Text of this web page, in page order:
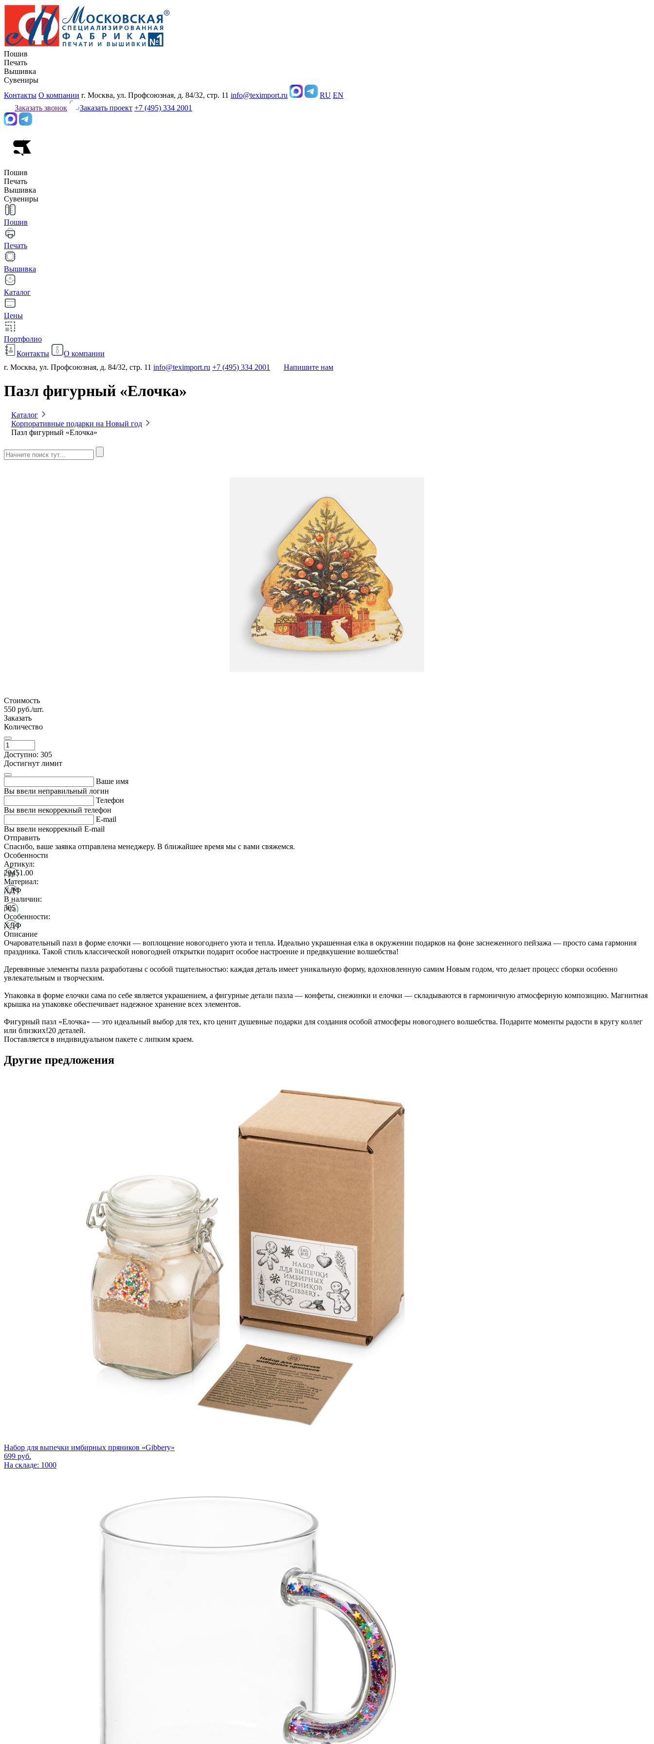
Пошив
Печать
Вышивка
Сувениры
Контакты О компании г. Москва, ул. Профсоюзная, д. 84/32, стр. 11 info@teximport.ru RU EN
Заказать звонок
Заказать проект +7 (495) 334 2001
Пошив
Печать
Вышивка
Сувениры
Пошив
Печать
Вышивка
Каталог
Цены
Портфолио
Контакты
О компании
г. Москва, ул. Профсоюзная, д. 84/32, стр. 11 info@teximport.ru +7 (495) 334 2001 Напишите нам
Пазл фигурный «Елочка»
Каталог
Корпоративные подарки на Новый год
Пазл фигурный «Елочка»
Стоимость
550 руб./шт.
Заказать
Количество
Доступно: 305
Достигнут лимит
Ваше имя
Вы ввели неправильный логин
Телефон
Вы ввели некоррекный телефон
E-mail
Вы ввели некоррекный E-mail
Отправить
Спасибо, ваше заявка отправлена менеджеру. В ближайшее время мы с вами свяжемся.
Особенности
Артикул:
20451.00
Материал:
ХДФ
В наличии:
305
Особенности:
ХДФ
Описание
Очаровательный пазл в форме елочки — воплощение новогоднего уюта и тепла. Идеально украшенная елка в окружении подарков на фоне заснеженного пейзажа — просто сама гармония
праздника. Такой стиль классической новогодней открытки подарит особое настроение и предвкушение волшебства!
Деревянные элементы пазла разработаны с особой тщательностью: каждая деталь имеет уникальную форму, вдохновленную самим Новым годом, что делает процесс сборки особенно
увлекательным и творческим.
Упаковка в форме елочки сама по себе является украшением, а фигурные детали пазла — конфеты, снежинки и елочки — складываются в гармоничную атмосферную композицию. Магнитная
крышка на упаковке обеспечивает надежное хранение всех элементов.
Фигурный пазл «Елочка» — это идеальный выбор для тех, кто ценит душевные подарки для создания особой атмосферы новогоднего волшебства. Подарите моменты радости в кругу коллег
или близких!20 деталей.
Поставляется в индивидуальном пакете с липким краем.
Другие предложения
Набор для выпечки имбирных пряников «Gibbery»
699 руб.
На складе: 1000